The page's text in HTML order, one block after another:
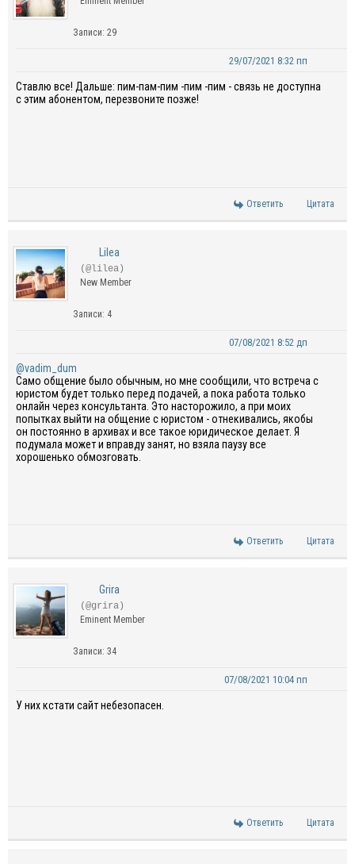
Записи: 29
29/07/2021 8:32 пп
Ставлю все! Дальше: пим-пам-пим -пим -пим - связь не доступна
с этим абонентом, перезвоните позже!
Ответить Цитата
Lilea
(@lilea)
New Member
Записи: 4
07/08/2021 8:52 дп
@vadim_dum
Само общение было обычным, но мне сообщили, что встреча с
юристом будет только перед подачей, а пока работа только
онлайн через консультанта. Это насторожило, а при моих
попытках выйти на общение с юристом - отнекивались, якобы
он постоянно в архивах и все такое юридическое делает. Я
подумала может и вправду занят, но взяла паузу все
хорошенько обмозговать.
Ответить Цитата
Grira
(@grira)
Eminent Member
Записи: 34
07/08/2021 10:04 пп
У них кстати сайт небезопасен.
Ответить Цитата